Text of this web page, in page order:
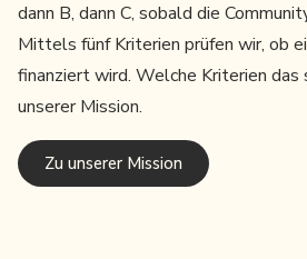
dann B, dann C, sobald die
Mittels fünf Kriterien prüfen wir, ob
finanziert wird. Welche Kriterien das
unserer Mission.
Zu unserer Mission